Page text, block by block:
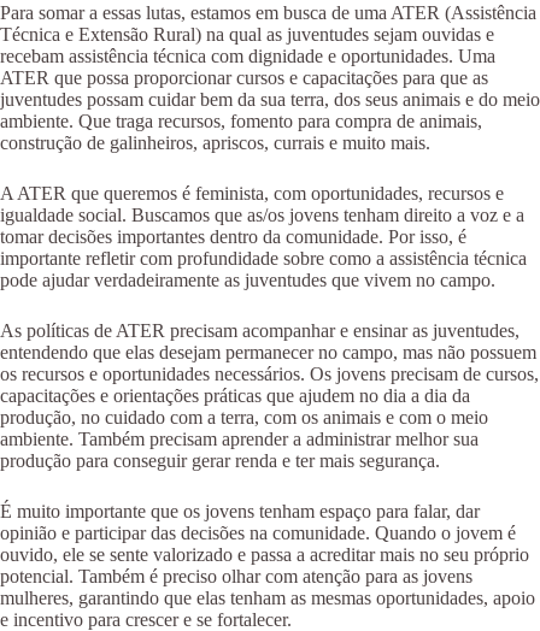
Para somar a essas lutas, estamos em busca de uma ATER (Assistência
Técnica e Extensão Rural) na qual as juventudes sejam ouvidas e
recebam assistência técnica com dignidade e oportunidades. Uma
ATER que possa proporcionar cursos e capacitações para que as
juventudes possam cuidar bem da sua terra, dos seus animais e do meio
ambiente. Que traga recursos, fomento para compra de animais,
construção de galinheiros, apriscos, currais e muito mais.
A ATER que queremos é feminista, com oportunidades, recursos e
igualdade social. Buscamos que as/os jovens tenham direito a voz e a
tomar decisões importantes dentro da comunidade. Por isso, é
importante refletir com profundidade sobre como a assistência técnica
pode ajudar verdadeiramente as juventudes que vivem no campo.
As políticas de ATER precisam acompanhar e ensinar as juventudes,
entendendo que elas desejam permanecer no campo, mas não possuem
os recursos e oportunidades necessários. Os jovens precisam de cursos,
capacitações e orientações práticas que ajudem no dia a dia da
produção, no cuidado com a terra, com os animais e com o meio
ambiente. Também precisam aprender a administrar melhor sua
produção para conseguir gerar renda e ter mais segurança.
É muito importante que os jovens tenham espaço para falar, dar
opinião e participar das decisões na comunidade. Quando o jovem é
ouvido, ele se sente valorizado e passa a acreditar mais no seu próprio
potencial. Também é preciso olhar com atenção para as jovens
mulheres, garantindo que elas tenham as mesmas oportunidades, apoio
e incentivo para crescer e se fortalecer.